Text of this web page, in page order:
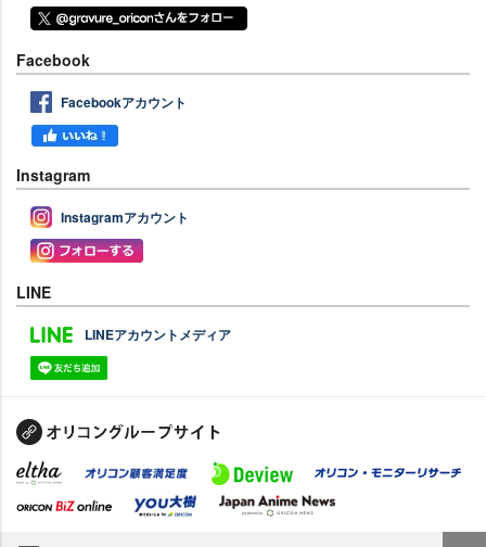
Facebook
Facebookアカウント
Instagram
Instagramアカウント
LINE
LINEアカウントメディア